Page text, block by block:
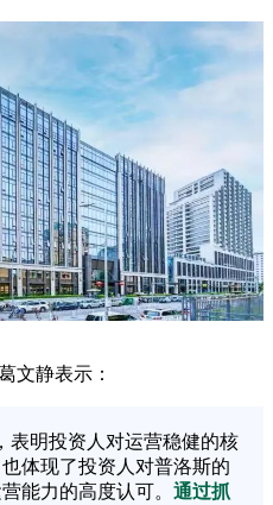
文静表示：
表明投资人对运营稳健的核
体现了投资人对普洛斯的
能力的高度认可。 通过抓